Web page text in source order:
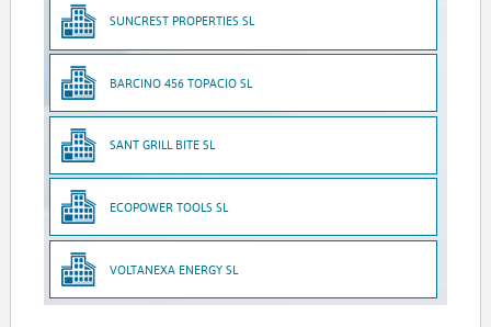
SUNCREST PROPERTIES SL
BARCINO 456 TOPACIO SL
SANT GRILL BITE SL
ECOPOWER TOOLS SL
VOLTANEXA ENERGY SL